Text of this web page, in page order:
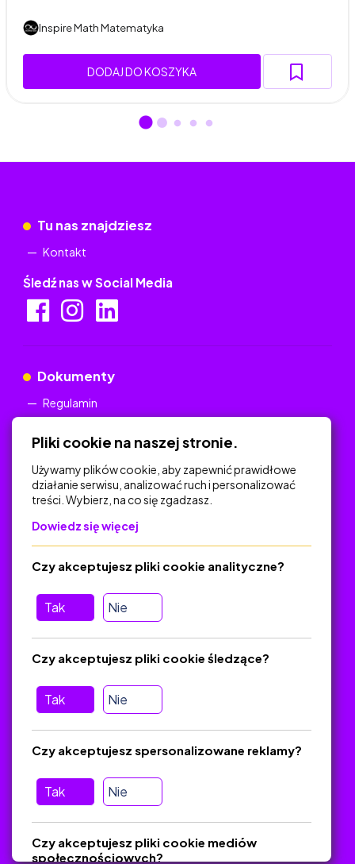
Inspire Math Matematyka
DODAJ DO KOSZYKA
Tu nas znajdziesz
Kontakt
Śledź nas w Social Media
Dokumenty
Regulamin
Na skróty
Polityka Prywatności
O platformie
Baza materiałów dydaktycznych
Jak zostać autorem
wiadomość nie trafiła do folderu SPAM)
Materiały chronione Prawem Autorskim.
Pliki cookie na naszej stronie.
Używamy plików cookie, aby zapewnić prawidłowe
działanie serwisu, analizować ruch i personalizować
treści. Wybierz, na co się zgadzasz.
Dowiedz się więcej
Tak Nie
Czy akceptujesz pliki cookie analityczne?
Tak Nie
Czy akceptujesz pliki cookie śledzące?
Tak Nie
Czy akceptujesz spersonalizowane reklamy?
Czy akceptujesz pliki cookie mediów
społecznościowych?